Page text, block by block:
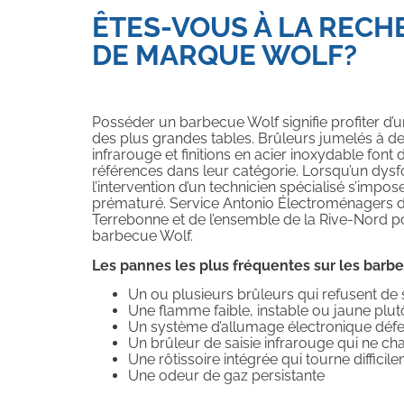
ÊTES-VOUS À LA
DE MARQUE WOLF?
Posséder un barbecue Wolf signifie profiter
des plus grandes tables. Brûleurs jumelés à
infrarouge et finitions en acier inoxydable font
références dans leur catégorie. Lorsqu’un
l’intervention d’un technicien spécialisé
prématuré. Service Antonio Électroménagers
Terrebonne et de l’ensemble de la Rive-Nord
barbecue Wolf.
Les pannes les plus fréquentes sur les
Un ou plusieurs brûleurs qui refusent de
Une flamme faible, instable ou jaune
Un système d’allumage électronique
Un brûleur de saisie infrarouge qui ne
Une rôtissoire intégrée qui tourne
Une odeur de gaz persistante